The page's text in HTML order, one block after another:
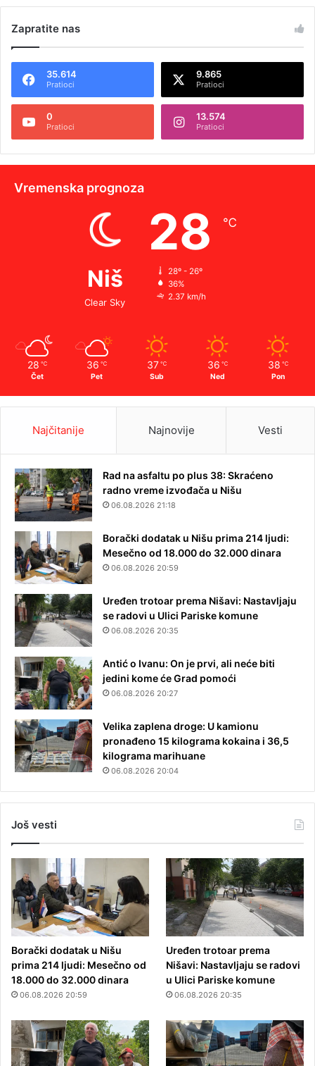
Zapratite nas
35.614
Pratioci
9.865
Pratioci
0
Pratioci
13.574
Pratioci
Vremenska prognoza
Niš
Clear Sky
28 ℃
28º - 26º
36%
2.37 km/h
28 ℃
Čet
36 ℃
Pet
37 ℃
Sub
36 ℃
Ned
38 ℃
Pon
Najčitanije Najnovije Vesti
Rad na asfaltu po plus 38: Skraćeno
radno vreme izvođača u Nišu
06.08.2026 21:18
Borački dodatak u Nišu prima 214 ljudi:
Mesečno od 18.000 do 32.000 dinara
06.08.2026 20:59
Uređen trotoar prema Nišavi: Nastavljaju
se radovi u Ulici Pariske komune
06.08.2026 20:35
Antić o Ivanu: On je prvi, ali neće biti
jedini kome će Grad pomoći
06.08.2026 20:27
Velika zaplena droge: U kamionu
pronađeno 15 kilograma kokaina i 36,5
kilograma marihuane
06.08.2026 20:04
Još vesti
Borački dodatak u Nišu
prima 214 ljudi: Mesečno od
18.000 do 32.000 dinara
06.08.2026 20:59
Uređen trotoar prema
Nišavi: Nastavljaju se radovi
u Ulici Pariske komune
06.08.2026 20:35